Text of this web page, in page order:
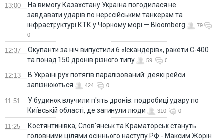
13:00
На вимогу Казахстану Україна погодилася не
завдавати ударів по неросійським танкерам та
інфраструктурі КТК у Чорному морі — Bloomberg
79
0
12:37
Окупанти за ніч випустили 6 «Іскандерів», ракети С-400
та понад 150 дронів різного типу
59 0
12:13
В Україні рух потягів паралізований: деякі рейси
запізнюються
424 0
11:51
У будинок влучили п'ять дронів: подробиці удару по
Київській області, де загинули люди
310 0
11:25
Костянтинівка, Слов'янськ та Краматорськ стануть
головними цілями осіннього наступу РФ - Максим Жорін